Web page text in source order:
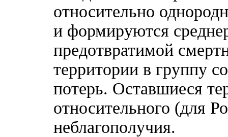
относительно
и формируются
предотвратимой
территории в группу
потерь. Оставшиеся
относительного (для
неблагополучия.